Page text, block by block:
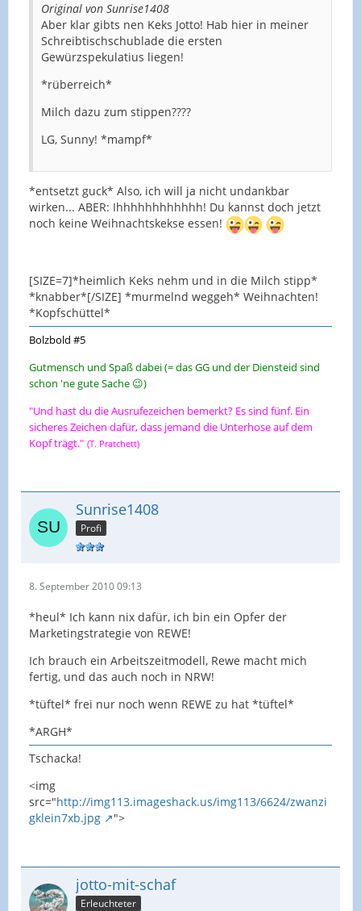
Original von Sunrise1408
Aber klar gibts nen Keks Jotto! Hab hier in meiner
Schreibtischschublade die ersten
Gewürzspekulatius liegen!
*rüberreich*
Milch dazu zum stippen????
LG, Sunny! *mampf*
*entsetzt guck* Also, ich will ja nicht undankbar
wirken... ABER: Ihhhhhhhhhhhh! Du kannst doch jetzt
noch keine Weihnachtskekse essen!
[SIZE=7]*heimlich Keks nehm und in die Milch stipp*
*knabber*[/SIZE] *murmelnd weggeh* Weihnachten!
*Kopfschüttel*
Bolzbold #5
Gutmensch und Spaß dabei (= das GG und der Diensteid sind
schon 'ne gute Sache 😉)
"Und hast du die Ausrufezeichen bemerkt? Es sind fünf. Ein
sicheres Zeichen dafür, dass jemand die Unterhose auf dem
Kopf trägt." (T. Pratchett)
Sunrise1408
Profi
8. September 2010 09:13
*heul* Ich kann nix dafür, ich bin ein Opfer der
Marketingstrategie von REWE!
Ich brauch ein Arbeitszeitmodell, Rewe macht mich
fertig, und das auch noch in NRW!
*tüftel* frei nur noch wenn REWE zu hat *tüftel*
*ARGH*
Tschacka!
<img
src="http://img113.imageshack.us/img113/6624/zwanzi
gklein7xb.jpg
">
jotto-mit-schaf
Erleuchteter